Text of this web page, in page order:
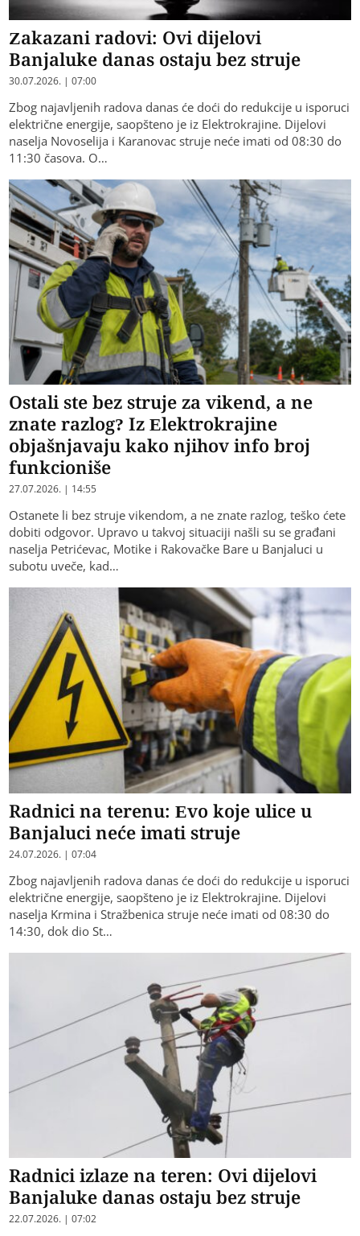
Zakazani radovi: Ovi dijelovi
Banjaluke danas ostaju bez struje
30.07.2026. | 07:00
Zbog najavljenih radova danas će doći do redukcije u isporuci
električne energije, saopšteno je iz Elektrokrajine. Dijelovi
naselja Novoselija i Karanovac struje neće imati od 08:30 do
11:30 časova. O…
Ostali ste bez struje za vikend, a ne
znate razlog? Iz Elektrokrajine
objašnjavaju kako njihov info broj
funkcioniše
27.07.2026. | 14:55
Ostanete li bez struje vikendom, a ne znate razlog, teško ćete
dobiti odgovor. Upravo u takvoj situaciji našli su se građani
naselja Petrićevac, Motike i Rakovačke Bare u Banjaluci u
subotu uveče, kad…
Radnici na terenu: Evo koje ulice u
Banjaluci neće imati struje
24.07.2026. | 07:04
Zbog najavljenih radova danas će doći do redukcije u isporuci
električne energije, saopšteno je iz Elektrokrajine. Dijelovi
naselja Krmina i Stražbenica struje neće imati od 08:30 do
14:30, dok dio St…
Radnici izlaze na teren: Ovi dijelovi
Banjaluke danas ostaju bez struje
22.07.2026. | 07:02